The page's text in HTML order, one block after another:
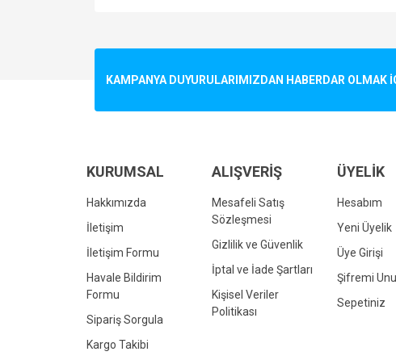
Ürün resmi kalitesiz, bozuk veya görüntülenemiyor.
Bu ürüne benzer farklı alternatifler olmalı.
KAMPANYA DUYURULARIMIZDAN HABERDAR
KURUMSAL
Hakkımızda
İletişim
İletişim Formu
Havale Bildirim
Formu
Sipariş Sorgula
Kargo Takibi
ALIŞVERİŞ
Mesafeli Satış
Sözleşmesi
Gizlilik ve Güvenlik
İptal ve İade Şartları
Kişisel Veriler
Politikası
ÜYELİK
Hesabım
Yeni Üyelik
Üye Girişi
Şifremi
Sepetiniz